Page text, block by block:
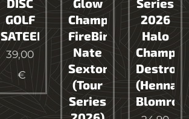
GOLF
SATEENVARJO
39,00
€
Champion
FireBird
Nate
Sexton
(Tour
Series
2026
Halo
(Henna